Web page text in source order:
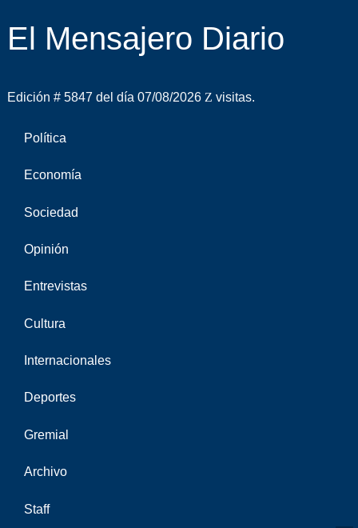
El Mensajero Diario
Edición # 5847 del día 07/08/2026 visitas.
Política
Economía
Sociedad
Opinión
Entrevistas
Cultura
Internacionales
Deportes
Gremial
Archivo
Staff